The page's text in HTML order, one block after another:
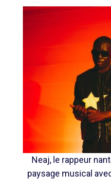
Neaj, le rappeur
paysage musical